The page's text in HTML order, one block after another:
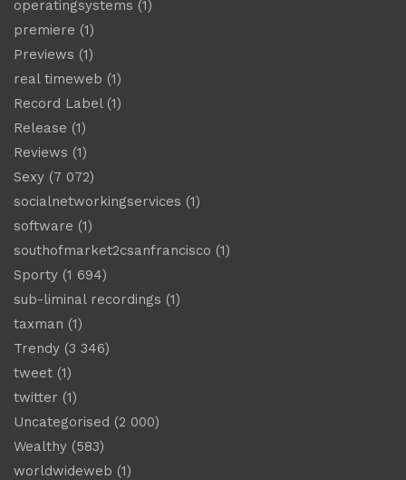
operatingsystems (1)
premiere (1)
Previews (1)
real timeweb (1)
Record Label(1)
Release (1)
Reviews (1)
Sexy (7 072)
socialnetworkingservices (1)
software (1)
southofmarket2csanfrancisco (1)
Sporty (1 694)
sub-liminal recordings (1)
taxman (1)
Trendy (3 346)
tweet (1)
twitter (1)
Uncategorised (2 000)
Wealthy (583)
worldwideweb (1)